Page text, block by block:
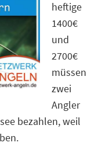
heftige
1400€
und
2700€
müssen
zwei
Angler
bezahlen, weil